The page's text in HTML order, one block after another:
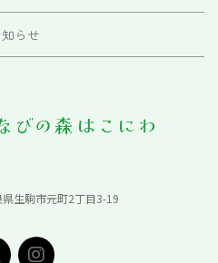
らせ
生駒市元町2丁目3-19